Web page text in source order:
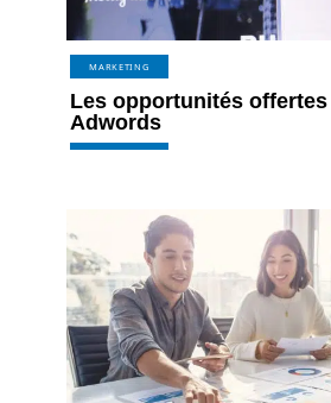
MARKETING
Les opportunités
Adwords